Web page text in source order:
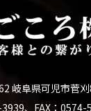
めます。
岐阜県可児市菅
、FAX：0574-